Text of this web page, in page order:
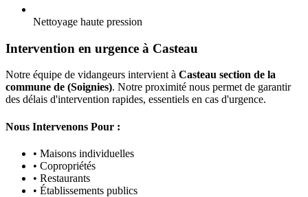
Nettoyage haute pression
Intervention en urgence à Casteau
Notre équipe de vidangeurs intervient à Casteau section de la
commune de (Soignies). Notre proximité nous permet de garantir
des délais d'intervention rapides, essentiels en cas d'urgence.
Nous Intervenons Pour :
• Maisons individuelles
• Copropriétés
• Restaurants
• Établissements publics